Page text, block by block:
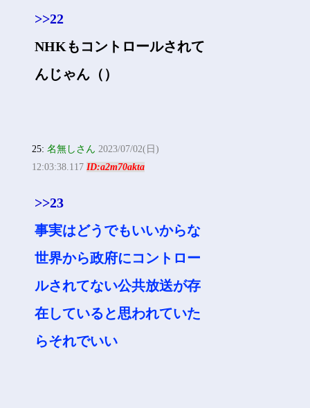
>>22
NHKもコントロールされて
んじゃん（）
25:名無しさん 2023/07/02(日)
12:03:38.117ID:a2m70akta
>>23
事実はどうでもいいからな
世界から政府にコントロー
ルされてない公共放送が存
在していると思われていた
らそれでいい